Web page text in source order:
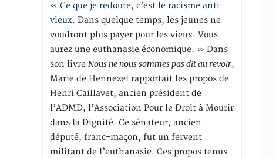
« Ce que je redoute, c’est le racisme anti-
vieux. Dans quelque temps, les jeunes ne
voudront plus payer pour les vieux. Vous
aurez une euthanasie économique. » Dans
son livreNous ne nous sommes pas dit au revoir,
Marie de Hennezel rapportait les propos de
Henri Caillavet, ancien président de
l’ADMD, l’Association Pour le Droit à Mourir
dans la Dignité. Ce sénateur, ancien
député, franc-maçon, fut un fervent
militant de l’euthanasie. Ces propos tenus